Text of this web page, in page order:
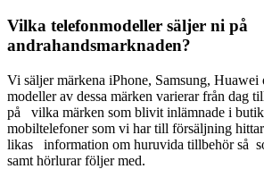
Vilka telefonmodeller säljer ni på
andrahandsmarknaden?
Vi säljer märkena iPhone, Samsung,
modeller av dessa märken varierar från dag
på vilka märken som blivit inlämnade i
mobiltelefoner som vi har till försäljning
likas information om huruvida tillbehör så
samt hörlurar följer med.